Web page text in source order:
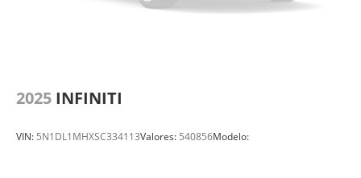
2025 INFINITI
VIN: 5N1DL1MHXSC334113Valores: 540856Modelo: